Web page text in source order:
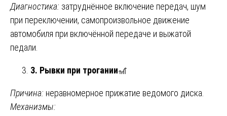
Диагностика: затруднённое включение передач, шум
при переключении, самопроизвольное движение
автомобиля при включённой передаче и выжатой
педали.
3. Рывки при трогании🎢
Причина: неравномерное прижатие ведомого диска.
Механизмы: